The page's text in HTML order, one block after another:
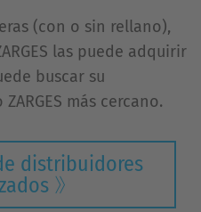
(con o sin rellano),
las puede adquirir
buscar su
más cercano.
distribuidores